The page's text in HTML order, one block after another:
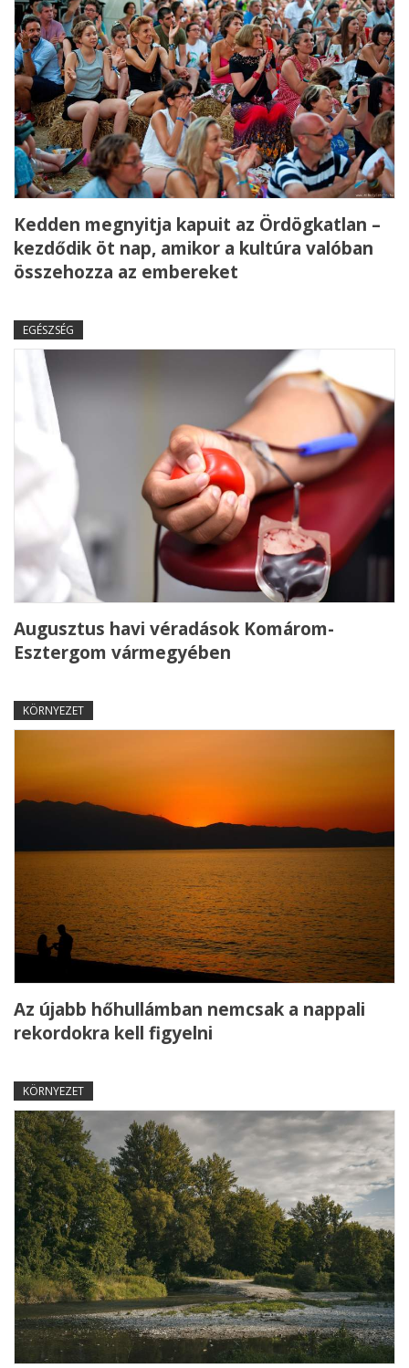
Kedden megnyitja kapuit az Ördögkatlan –
kezdődik öt nap, amikor a kultúra valóban
összehozza az embereket
EGÉSZSÉG
Augusztus havi véradások Komárom-
Esztergom vármegyében
KÖRNYEZET
Az újabb hőhullámban nemcsak a nappali
rekordokra kell figyelni
KÖRNYEZET